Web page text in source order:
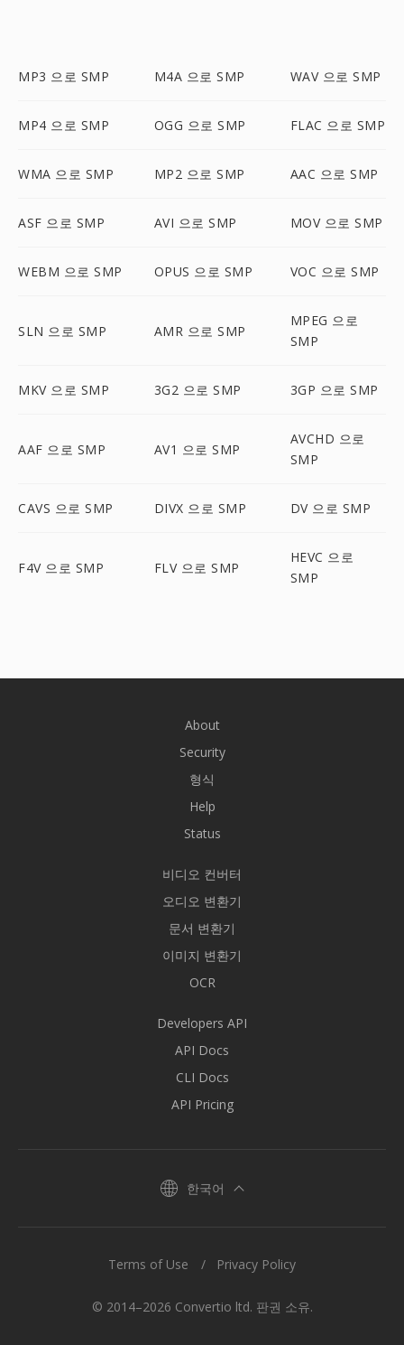
MP3 으로 SMP M4A 으로 SMP WAV 으로 SMP
MP4 으로 SMP OGG 으로 SMP FLAC 으로 SMP
WMA 으로 SMP MP2 으로 SMP AAC 으로 SMP
ASF 으로 SMP AVI 으로 SMP MOV 으로 SMP
WEBM 으로 SMP OPUS 으로 SMP VOC 으로 SMP
SLN 으로 SMP AMR 으로 SMP
MPEG 으로
SMP
MKV 으로 SMP 3G2 으로 SMP 3GP 으로 SMP
AAF 으로 SMP AV1 으로 SMP
AVCHD 으로
SMP
CAVS 으로 SMP DIVX 으로 SMP DV 으로 SMP
F4V 으로 SMP FLV 으로 SMP
HEVC 으로
SMP
About
Security
형식
Help
Status
비디오 컨버터
오디오 변환기
문서 변환기
이미지 변환기
OCR
Developers API
API Docs
CLI Docs
API Pricing
한국어
© 2014–2026 Convertio ltd. 판권 소유.
Terms of Use Privacy Policy